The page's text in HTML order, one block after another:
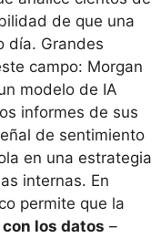
de que una
día. Grandes
campo: Morgan
modelo de IA
informes de sus
de sentimiento
en una estrategia
internas​. En
permite que la
los datos –